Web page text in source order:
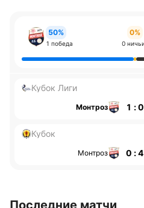
50%
1 победа
0%
0
Кубок Лиги
Монтроз 1 : 0
Кубок
Монтроз 0 : 4
Последние матчи